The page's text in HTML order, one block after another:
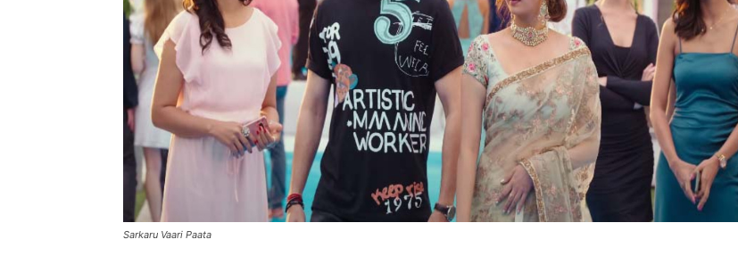
Sarkaru Vaari Paata